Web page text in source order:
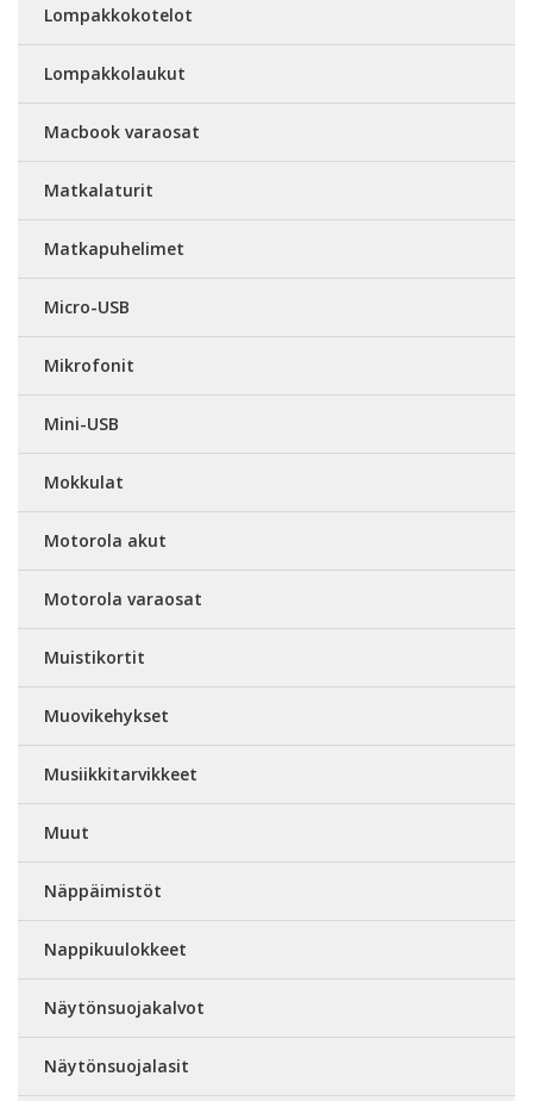
Lompakkokotelot
Lompakkolaukut
Macbook varaosat
Matkalaturit
Matkapuhelimet
Micro-USB
Mikrofonit
Mini-USB
Mokkulat
Motorola akut
Motorola varaosat
Muistikortit
Muovikehykset
Musiikkitarvikkeet
Muut
Näppäimistöt
Nappikuulokkeet
Näytönsuojakalvot
Näytönsuojalasit